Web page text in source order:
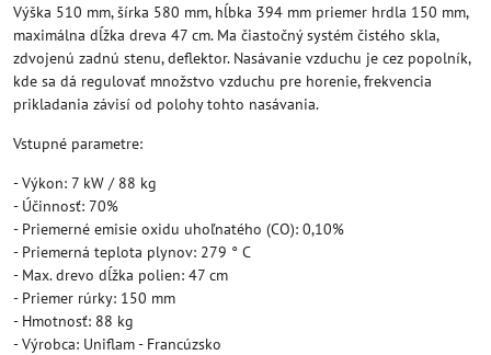
Výška 510 mm, šírka 580 mm, hĺbka 394 mm priemer hrdla 150 mm,
maximálna dĺžka dreva 47 cm. Ma čiastočný systém čistého skla,
zdvojenú zadnú stenu, deflektor. Nasávanie vzduchu je cez popolník,
kde sa dá regulovať množstvo vzduchu pre horenie, frekvencia
prikladania závisí od polohy tohto nasávania.
Vstupné parametre:
- Výkon: 7 kW / 88 kg
- Účinnosť: 70%
- Priemerné emisie oxidu uhoľnatého (CO): 0,10%
- Priemerná teplota plynov: 279 ° C
- Max. drevo dĺžka polien: 47 cm
- Priemer rúrky: 150 mm
- Hmotnosť: 88 kg
- Výrobca: Uniflam - Francúzsko